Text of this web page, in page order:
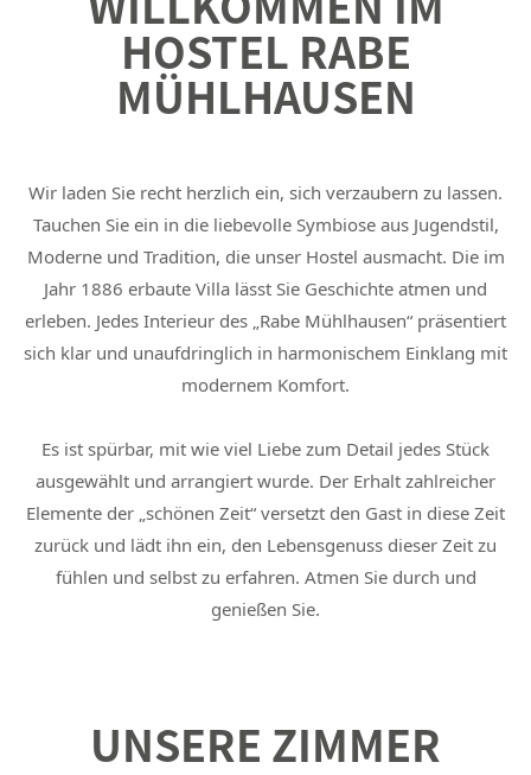
HOSTEL RABE
MÜHLHAUSEN
Wir laden Sie recht herzlich ein, sich verzaubern zu lassen.
Tauchen Sie ein in die liebevolle Symbiose aus Jugendstil,
Moderne und Tradition, die unser Hostel ausmacht. Die im
Jahr 1886 erbaute Villa lässt Sie Geschichte atmen und
erleben. Jedes Interieur des „Rabe Mühlhausen“ präsentiert
sich klar und unaufdringlich in harmonischem Einklang mit
modernem Komfort.
Es ist spürbar, mit wie viel Liebe zum Detail jedes Stück
ausgewählt und arrangiert wurde. Der Erhalt zahlreicher
Elemente der „schönen Zeit“ versetzt den Gast in diese Zeit
zurück und lädt ihn ein, den Lebensgenuss dieser Zeit zu
fühlen und selbst zu erfahren. Atmen Sie durch und
genießen Sie.
UNSERE ZIMMER